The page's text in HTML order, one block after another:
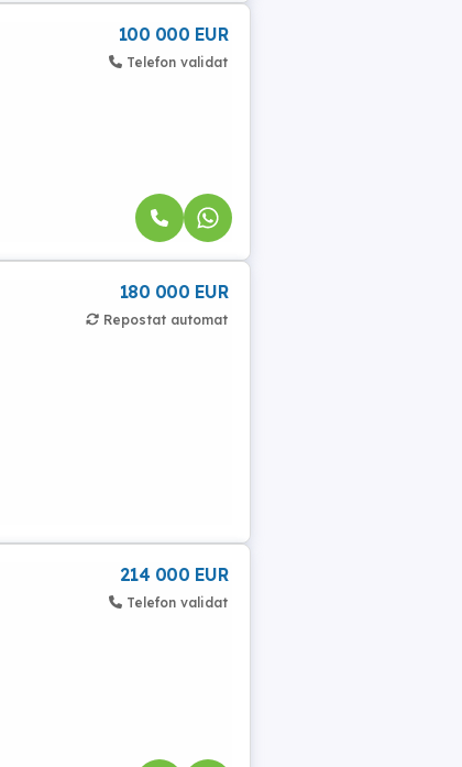
100 000 EUR
Telefon validat
180 000 EUR
Repostat automat
214 000 EUR
Telefon validat